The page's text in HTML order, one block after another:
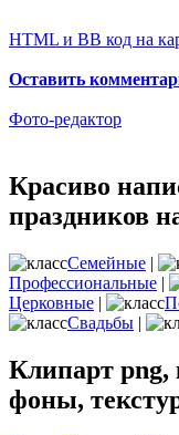
HTML и BB код на
Оставить
Фото-редактор
Красиво
праздников
Семейные |
Профессиональные |
Церковные |
Свадьбы |
Клипарт png,
фоны,